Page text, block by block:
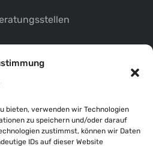
bieten, verwenden wir Technologien
zu speichern und/oder darauf
zustimmst, können wir Daten
IDs auf dieser Website